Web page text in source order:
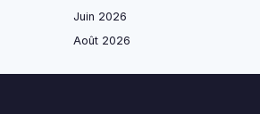
Juin 2026
Août 2026